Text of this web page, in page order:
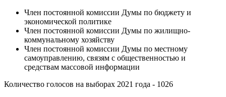
Член постоянной комиссии Думы по бюджету и
экономической политике
Член постоянной комиссии Думы по жилищно-
коммунальному хозяйству
Член постоянной комиссии Думы по местному
самоуправлению, связям с общественностью и
средствам массовой информации
Количество голосов на выборах 2021 года - 1026